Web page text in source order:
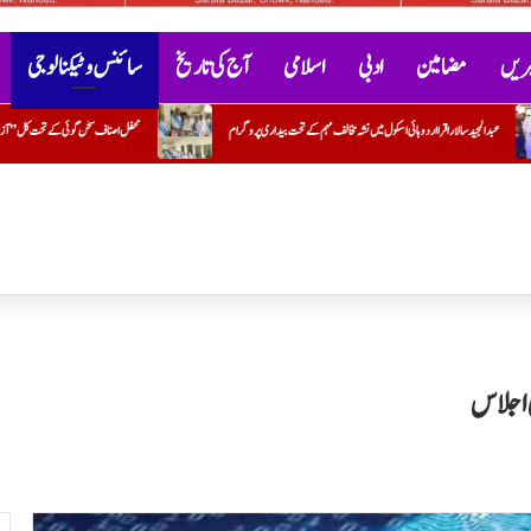
مضامین ادبی اسلامی آج کی تاریخ سائنس و ٹیکنالوجی
محفل اصناف سخن گوئی کے تحت کل ”آزادئ ہند اور حب الوطنی پر مبنی نغمے“پروگرام مہم کے تحت بیداری پروگرام